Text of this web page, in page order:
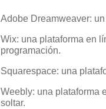
Adobe Dreamweaver:
Wix: una plataforma en
programación.
Squarespace: una
Weebly: una plataforma
soltar.